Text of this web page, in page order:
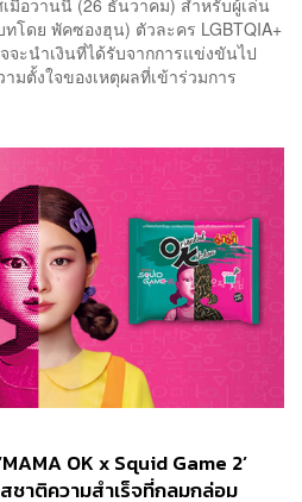
เมื่อวานนี้ (26 ธันวาคม) สำหรับผู้เล่น
โดย พัคซองฮุน) ตัวละคร LGBTQIA+
จะนำเงินที่ได้รับจากการแข่งขันไป
มตั้งใจของเหตุผลที่เข้าร่วมการ
OK x Squid Game 2’
ชาติความสำเร็จที่กลมกล่อม